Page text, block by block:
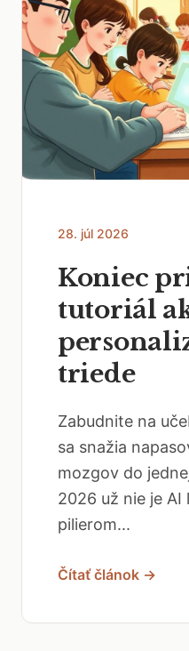
28. júl 2026
Koniec
tutoriál
triede
Zabudnite na
sa snažia
mozgov do
2026 už nie je AI
pilierom...
Čítať článok →